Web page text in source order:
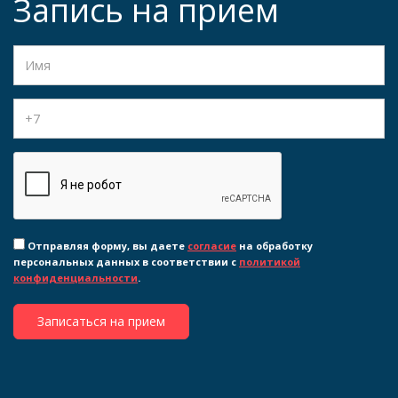
Запись на прием
Отправляя форму, вы даете согласие на обработку
персональных данных в соответствии с политикой
конфиденциальности.
Записаться на прием